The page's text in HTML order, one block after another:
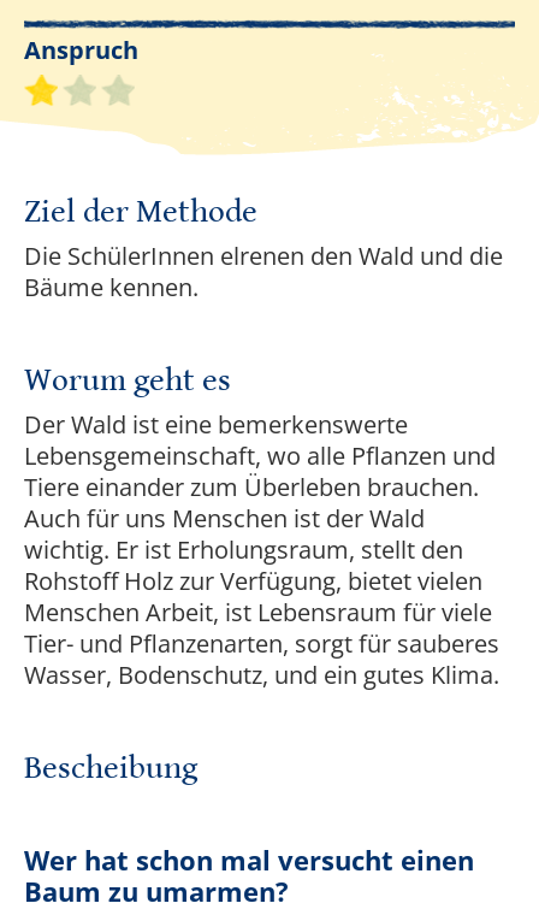
Anspruch
Schwierigkeitsgrad 1 von 3
Ziel der Methode
Die SchülerInnen elrenen den Wald und die
Bäume kennen.
Worum geht es
Der Wald ist eine bemerkenswerte
Lebensgemeinschaft, wo alle Pflanzen und
Tiere einander zum Überleben brauchen.
Auch für uns Menschen ist der Wald
wichtig. Er ist Erholungsraum, stellt den
Rohstoff Holz zur Verfügung, bietet vielen
Menschen Arbeit, ist Lebensraum für viele
Tier- und Pflanzenarten, sorgt für sauberes
Wasser, Bodenschutz, und ein gutes Klima.
Bescheibung
Wer hat schon mal versucht einen
Baum zu umarmen?